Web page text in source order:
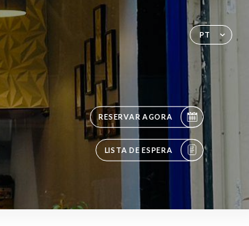
PT
RESERVAR AGORA
LISTA DE ESPERA